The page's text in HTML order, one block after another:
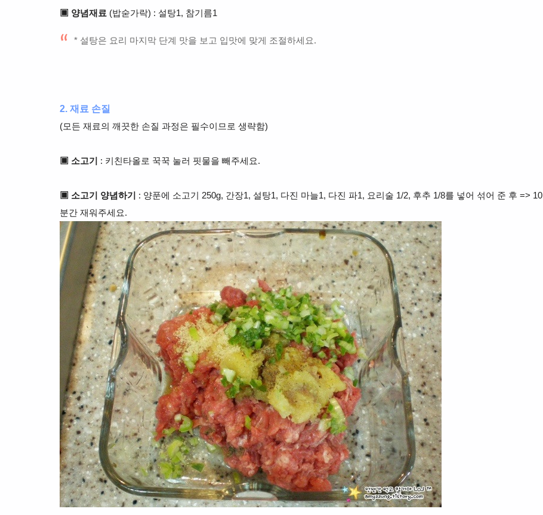
▣ 양념재료 (밥숟가락) : 설탕1, 참기름1
* 설탕은 요리 마지막 단계 맛을 보고 입맛에 맞게 조절하세요.
2. 재료 손질
(모든 재료의 깨끗한 손질 과정은 필수이므로 생략함)
▣ 소고기 : 키친타올로 꾹꾹 눌러 핏물을 빼주세요.
▣ 소고기 양념하기
: 양푼에 소고기 250g, 간장1, 설탕1, 다진 마늘1, 다진 파1, 요리술 1/2, 후추 1/8를 넣어 섞어 준 후 => 10
분간 재워주세요.